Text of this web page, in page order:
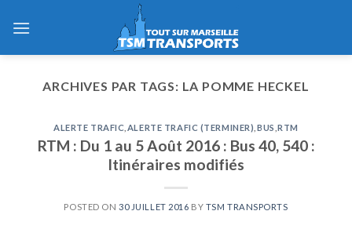
ARCHIVES PAR TAGS: LA POMME HECKEL
ALERTE TRAFIC ALERTE TRAFIC (TERMINER) BUS ,RTM
RTM : Du 1 au 5 Août 2016 : Bus 40, 540 :
Itinéraires modifiés
POSTED ON30 JUILLET 2016 BY TSM TRANSPORTS